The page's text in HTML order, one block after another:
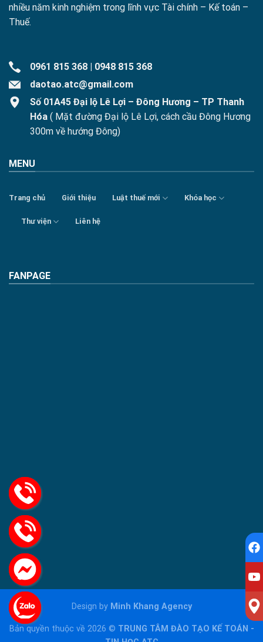
nhiều năm kinh nghiệm trong lĩnh vực Tài chính – Kế toán –
Thuế.
0961 815 368 | 0948 815 368
daotao.atc@gmail.com
Số 01A45 Đại lộ Lê Lợi – Đông Hương – TP Thanh
Hóa ( Mặt đường Đại lộ Lê Lợi, cách cầu Đông Hương
300m về hướng Đông)
MENU
Trang chủ Giới thiệu Luật thuế mới Khóa học
Thư viện Liên hệ
FANPAGE
Design by Minh Khang Agency
Bản quyền thuộc về 2026 © TRUNG TÂM ĐÀO TẠO KẾ TOÁN -